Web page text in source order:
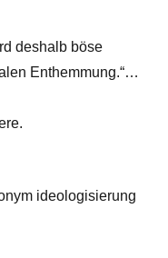
deshalb böse
Enthemmung.“…
ideologisierung